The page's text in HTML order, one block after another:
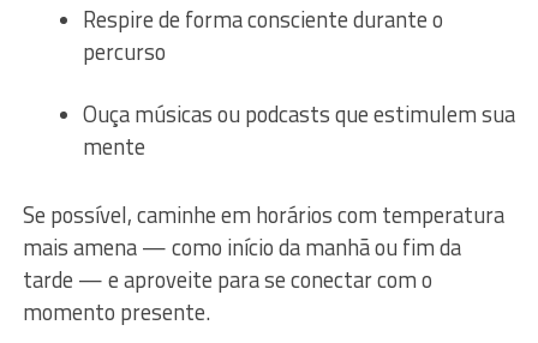
Respire de forma consciente durante o
percurso
Ouça músicas ou podcasts que estimulem sua
mente
Se possível, caminhe em horários com temperatura
mais amena — como início da manhã ou fim da
tarde — e aproveite para se conectar com o
momento presente.